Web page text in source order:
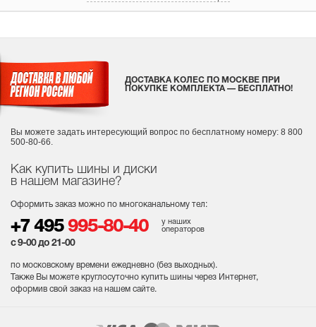
Как купить шины и диски
в нашем магазине?
Оформить заказ можно по многоканальному тел:
+7 495 995-80-40
у наших
операторов
с 9-00 до 21-00
по московскому времени ежедневно (без выходных).
Также Вы можете круглосуточно купить шины через Интернет,
оформив свой заказ на нашем сайте.
ДОСТАВКА КОЛЕС ПО МОСКВЕ ПРИ
ПОКУПКЕ КОМПЛЕКТА — БЕСПЛАТНО!
Вы можете задать интересующий вопрос по бесплатному номеру: 8 800
500-80-66.